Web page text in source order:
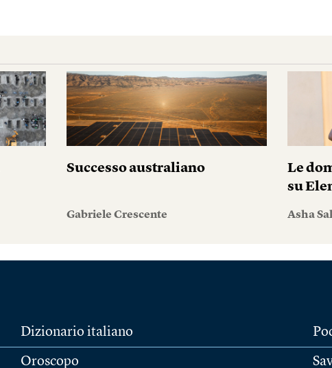
Successo australiano
Gabriele Crescente
Le
su
Asha
Dizionario italiano
Oroscopo